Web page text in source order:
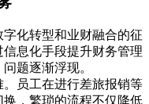
化转型和业财融合的征
息化手段提升财务管理
题逐渐浮现。
员工在进行差旅报销等
，繁琐的流程不仅降低